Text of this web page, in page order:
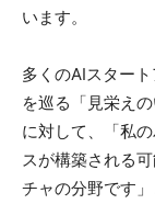
います。
多くのAIスター
を巡る「見栄え
に対して、「私
スが構築される
チャの分野です